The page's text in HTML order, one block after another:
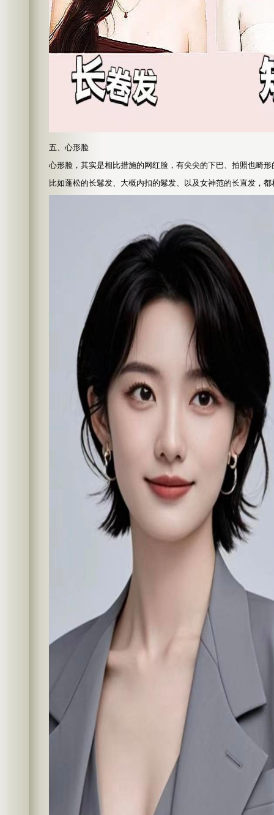
五、心形脸
心形脸，其实是相比措施的网红脸，有尖尖的下巴、拍照也畸
比如蓬松的长鬈发、大概内扣的鬈发、以及女神范的长直发，